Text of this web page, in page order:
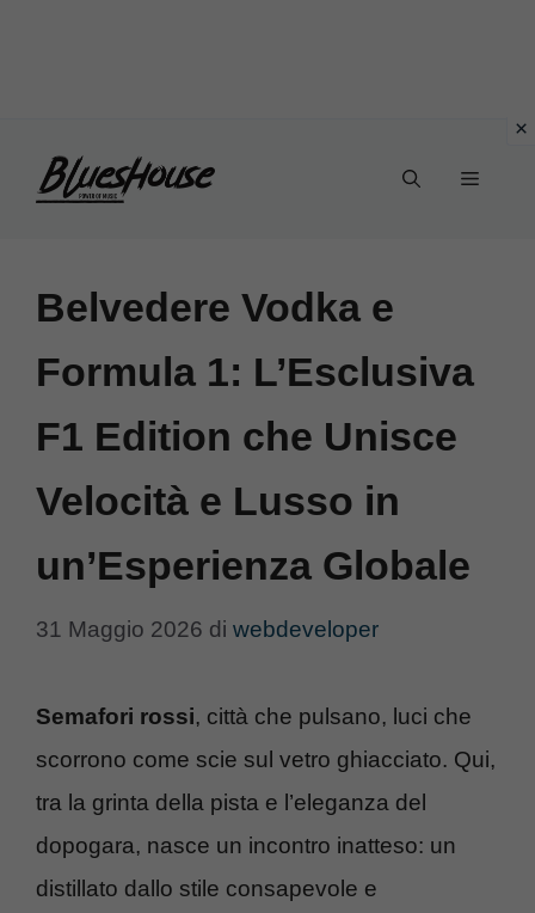
Menu
Belvedere Vodka e
Formula 1: L’Esclusiva
F1 Edition che Unisce
Velocità e Lusso in
un’Esperienza Globale
31 Maggio 2026 di webdeveloper
Semafori rossi, città che pulsano, luci che
scorrono come scie sul vetro ghiacciato. Qui,
tra la grinta della pista e l’eleganza del
dopogara, nasce un incontro inatteso: un
distillato dallo stile consapevole e